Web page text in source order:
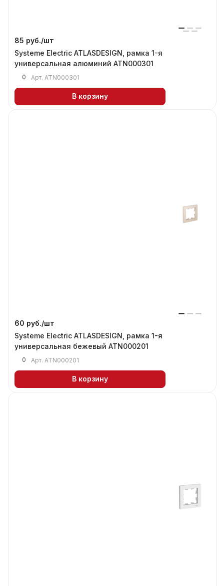
85 руб./шт
Systeme Electric ATLASDESIGN, рамка 1-я
универсальная алюминий ATN000301
0 Арт. ATN000301
В корзину
60 руб./шт
Systeme Electric ATLASDESIGN, рамка 1-я
универсальная бежевый ATN000201
0 Арт. ATN000201
В корзину